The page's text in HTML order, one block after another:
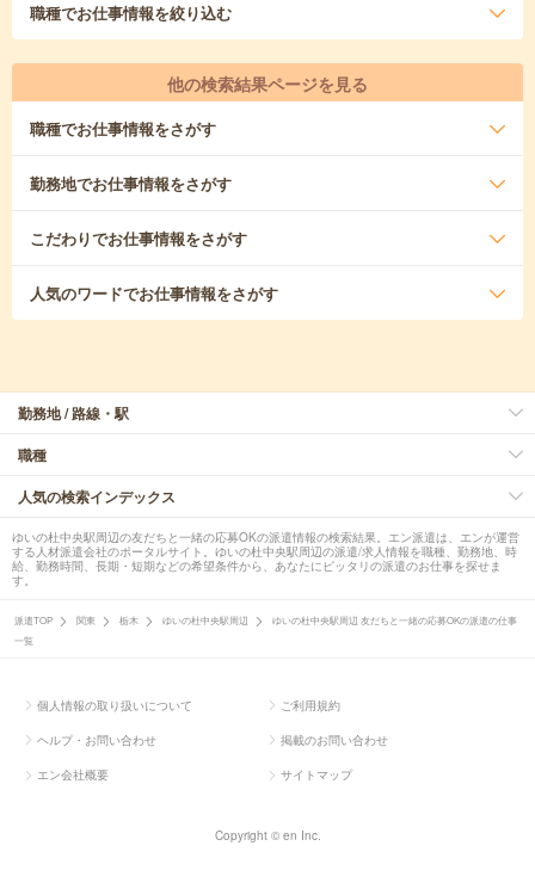
職種でお仕事情報を絞り込む
他の検索結果ページを見る
職種でお仕事情報をさがす
勤務地でお仕事情報をさがす
こだわりでお仕事情報をさがす
人気のワードでお仕事情報をさがす
勤務地 / 路線・駅
職種
人気の検索インデックス
ゆいの杜中央駅周辺の友だちと一緒の応募OKの派遣情報の検索結果。エン派遣は、エンが運営
する人材派遣会社のポータルサイト。ゆいの杜中央駅周辺の派遣/求人情報を職種、勤務地、時
給、勤務時間、長期・短期などの希望条件から、あなたにピッタリの派遣のお仕事を探せま
す。
派遣TOP 関東 栃木 ゆいの杜中央駅周辺
ゆいの杜中央駅周辺 友だちと一緒の応募OKの派遣の仕事
一覧
個人情報の取り扱いについて ご利用規約
ヘルプ・お問い合わせ 掲載のお問い合わせ
エン会社概要 サイトマップ
Copyright © en Inc.